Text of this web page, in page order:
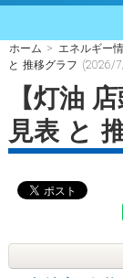
ホーム > エネルギー
と 推移グラフ (2026/
【灯油
見表 と